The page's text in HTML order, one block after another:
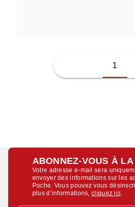
1
ABONNEZ-VOUS À
Votre adresse e-mail sera
envoyer des informations sur les
Poche. Vous pouvez vous
plus d’informations,cliquez ici